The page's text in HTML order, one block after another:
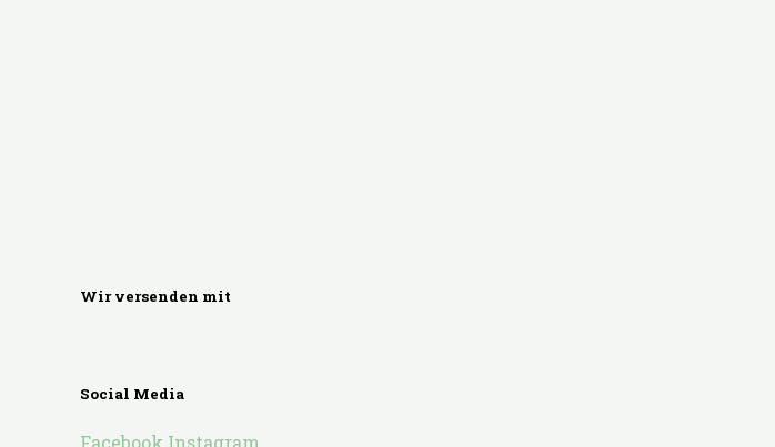
Wir versenden mit
Social Media
Facebook Instagram